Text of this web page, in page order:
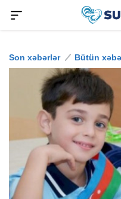
Son xəbərlər Bütün